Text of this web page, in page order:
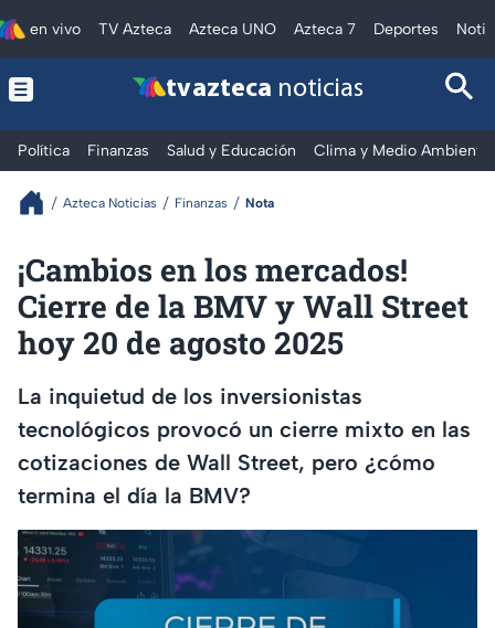
en vivo TV Azteca Azteca UNO Azteca 7 Deportes
tv azteca noticias
Política Finanzas Salud y Educación Clima y Medio Ambiente
Azteca Noticias Finanzas Nota
¡Cambios en los mercados!
Cierre de la BMV y Wall Street
hoy 20 de agosto 2025
La inquietud de los inversionistas
tecnológicos provocó un cierre mixto en las
cotizaciones de Wall Street, pero ¿cómo
termina el día la BMV?